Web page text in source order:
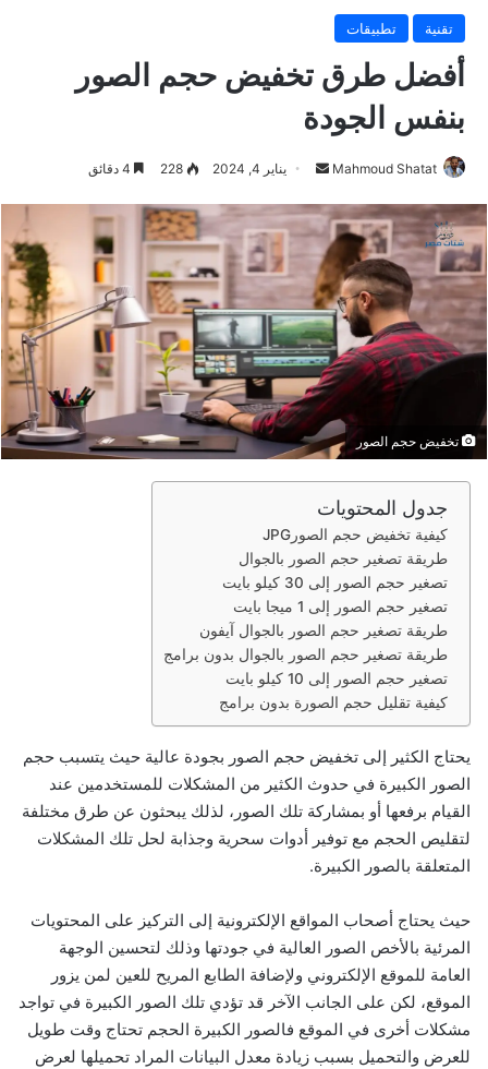
تقنية تطبيقات
أفضل طرق تخفيض حجم الصور
بنفس الجودة
Mahmoud Shatat
س
ب
ر
ي
د
ا
إ
ل
ك
ت
و
ن
ي
ا
يناير 4, 2024 228
تخفيض حجم الصور
جدول المحتويات
كيفية تخفيض حجم الصورJPG
طريقة تصغير حجم الصور بالجوال
تصغير حجم الصور إلى 30 كيلو بايت
تصغير حجم الصور إلى 1 ميجا بايت
طريقة تصغير حجم الصور بالجوال آيفون
طريقة تصغير حجم الصور بالجوال بدون برامج
تصغير حجم الصور إلى 10 كيلو بايت
كيفية تقليل حجم الصورة بدون برامج
يحتاج الكثير إلى تخفيض حجم الصور بجودة عالية حيث يتسبب حجم
الصور الكبيرة في حدوث الكثير من المشكلات للمستخدمين عند
القيام برفعها أو بمشاركة تلك الصور، لذلك يبحثون عن طرق مختلفة
لتقليص الحجم مع توفير أدوات سحرية وجذابة لحل تلك المشكلات
المتعلقة بالصور الكبيرة.
حيث يحتاج أصحاب المواقع الإلكترونية إلى التركيز على المحتويات
المرئية بالأخص الصور العالية في جودتها وذلك لتحسين الوجهة
العامة للموقع الإلكتروني ولإضافة الطابع المريح للعين لمن يزور
الموقع، لكن على الجانب الآخر قد تؤدي تلك الصور الكبيرة في تواجد
مشكلات أخرى في الموقع فالصور الكبيرة الحجم تحتاج وقت طويل
للعرض والتحميل بسبب زيادة معدل البيانات المراد تحميلها لعرض